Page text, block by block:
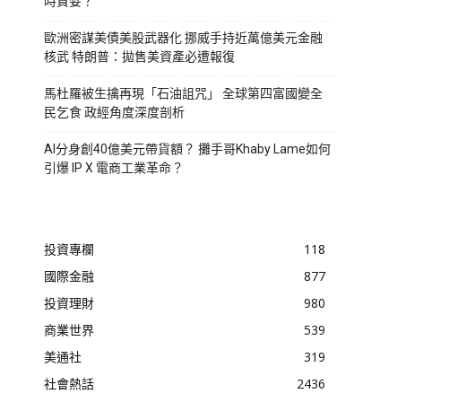
歐洲密謀美債美股武器化 挪威手持近萬億美元金融
核武 特朗普：拋售美資產必遭報復
馬杜羅被生擒再現「石油詛咒」 全球第四富國變全
民乞食 政經角度深度剖析
AI分身創40億美元帶貨額？ 攤手哥Khaby Lame如何
引爆 IP X 電商工業革命？
投資專欄
118
國際金融
877
投資理財
980
商業世界
539
美通社
319
社會熱話
2436